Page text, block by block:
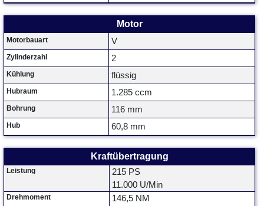
Motor
Motorbauart V
Zylinderzahl 2
Kühlung flüssig
Hubraum 1.285 ccm
Bohrung 116 mm
Hub 60,8 mm
Kraftübertragung
Leistung
215 PS
11.000 U/Min
Drehmoment
146,5 NM